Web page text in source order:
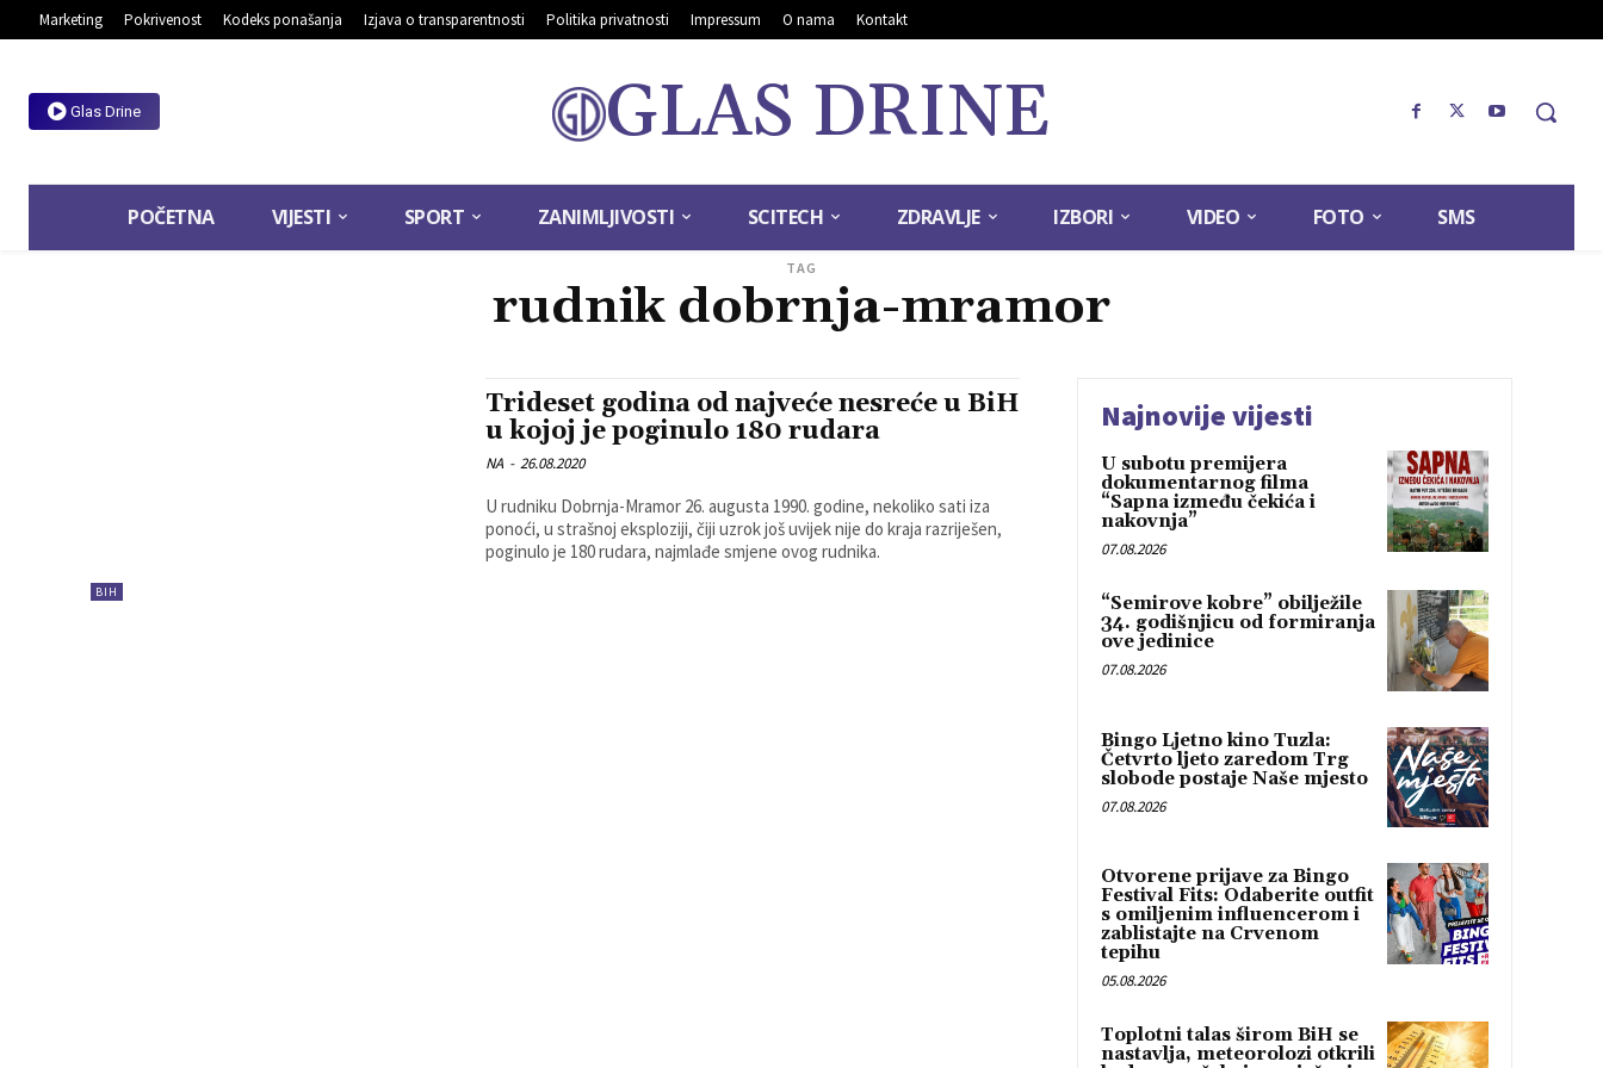
Marketing Pokrivenost Kodeks ponašanja Izjava o transparentnosti Politika privatnosti Impressum O nama Kontakt
Glas Drine GLAS DRINE
POČETNA VIJESTI SPORT ZANIMLJIVOSTI SCITECH ZDRAVLJE IZBORI VIDEO FOTO SMS
TAG
rudnik dobrnja-mramor
BIH
Trideset godina od najveće nesreće u BiH
u kojoj je poginulo 180 rudara
NA - 26.08.2020
U rudniku Dobrnja-Mramor 26. augusta 1990. godine, nekoliko sati iza
ponoći, u strašnoj eksploziji, čiji uzrok još uvijek nije do kraja razriješen,
poginulo je 180 rudara, najmlađe smjene ovog rudnika.
Najnovije vijesti
U subotu premijera
dokumentarnog filma
“Sapna između čekića i
nakovnja”
07.08.2026
“Semirove kobre” obilježile
34. godišnjicu od formiranja
ove jedinice
07.08.2026
Bingo Ljetno kino Tuzla:
Četvrto ljeto zaredom Trg
slobode postaje Naše mjesto
07.08.2026
Otvorene prijave za Bingo
Festival Fits: Odaberite outfit
s omiljenim influencerom i
zablistajte na Crvenom
tepihu
05.08.2026
Toplotni talas širom BiH se
nastavlja, meteorolozi otkrili